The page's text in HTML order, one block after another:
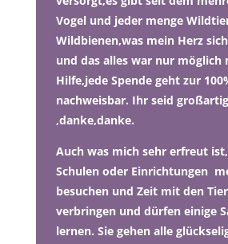
Vogel und jeder menge
Wildbienen,was mein Herz
und das alles war nur möglich
Hilfe,jede Spende geht zur
nachweisbar. Ihr seid
,danke,danke.
Auch was mich sehr erfreut
Schulen oder Einrichtungen
besuchen und Zeit mit den
verbringen und dürfen einige
lernen. Sie gehen alle